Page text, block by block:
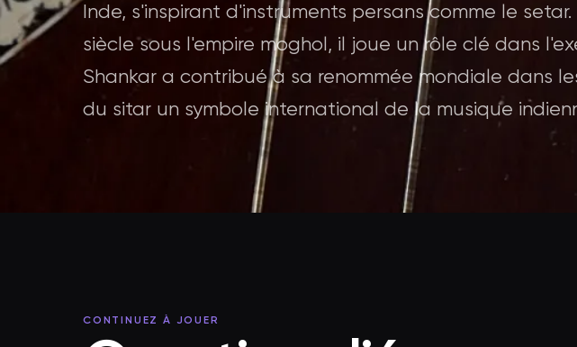
Inde, s'inspirant d'instruments persans comme le
siècle sous l'empire moghol, il joue un rôle clé dans
Shankar a contribué à sa renommée mondiale dans
du sitar un symbole international de la musique
CONTINUEZ À JOUER